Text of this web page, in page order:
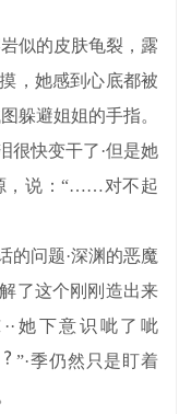
似的皮肤龟裂，露
，她感到心底都被
躲避姐姐的手指。
很快变干了·但是她
，说：“……对不起
的问题·深渊的恶魔
了这个刚刚造出来
她下意识呲了呲
”·季仍然只是盯着